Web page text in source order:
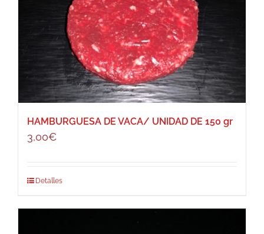
HAMBURGUESA DE VACA/ UNIDAD DE 150 gr
3,00€
Detalles